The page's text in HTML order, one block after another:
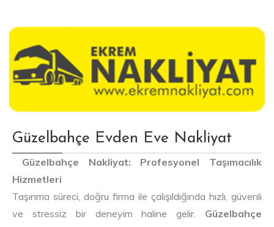
Güzelbahçe Evden Eve Nakliyat
Güzelbahçe Nakliyat: Profesyonel Taşımacılık
Hizmetleri
Taşınma süreci, doğru firma ile çalışıldığında hızlı, güvenli
ve stressiz bir deneyim haline gelir. Güzelbahçe